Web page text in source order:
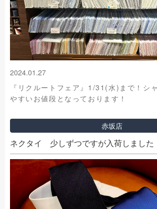
2024.01.27
『リクルートフェア』1/31(水)まで！シ
やすいお値段となっております！
赤坂店
ネクタイ 少しずつですが入荷しました